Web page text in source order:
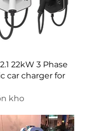
Xem nhanh
22kW 3 Phase
car charger for
kho